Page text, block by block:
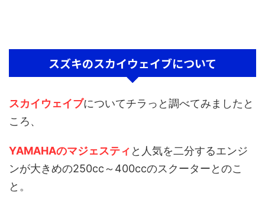
スズキのスカイウェイブについて
スカイウェイブについてチラっと調べてみましたと
ころ、
YAMAHAのマジェスティ と人気を二分するエンジ
ンが大きめの250cc～400ccのスクーターとのこ
と。